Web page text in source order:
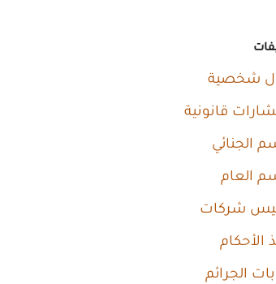
شخصية
قانونية
الجنائي
العام
شركات
الأحكام
الجرائم